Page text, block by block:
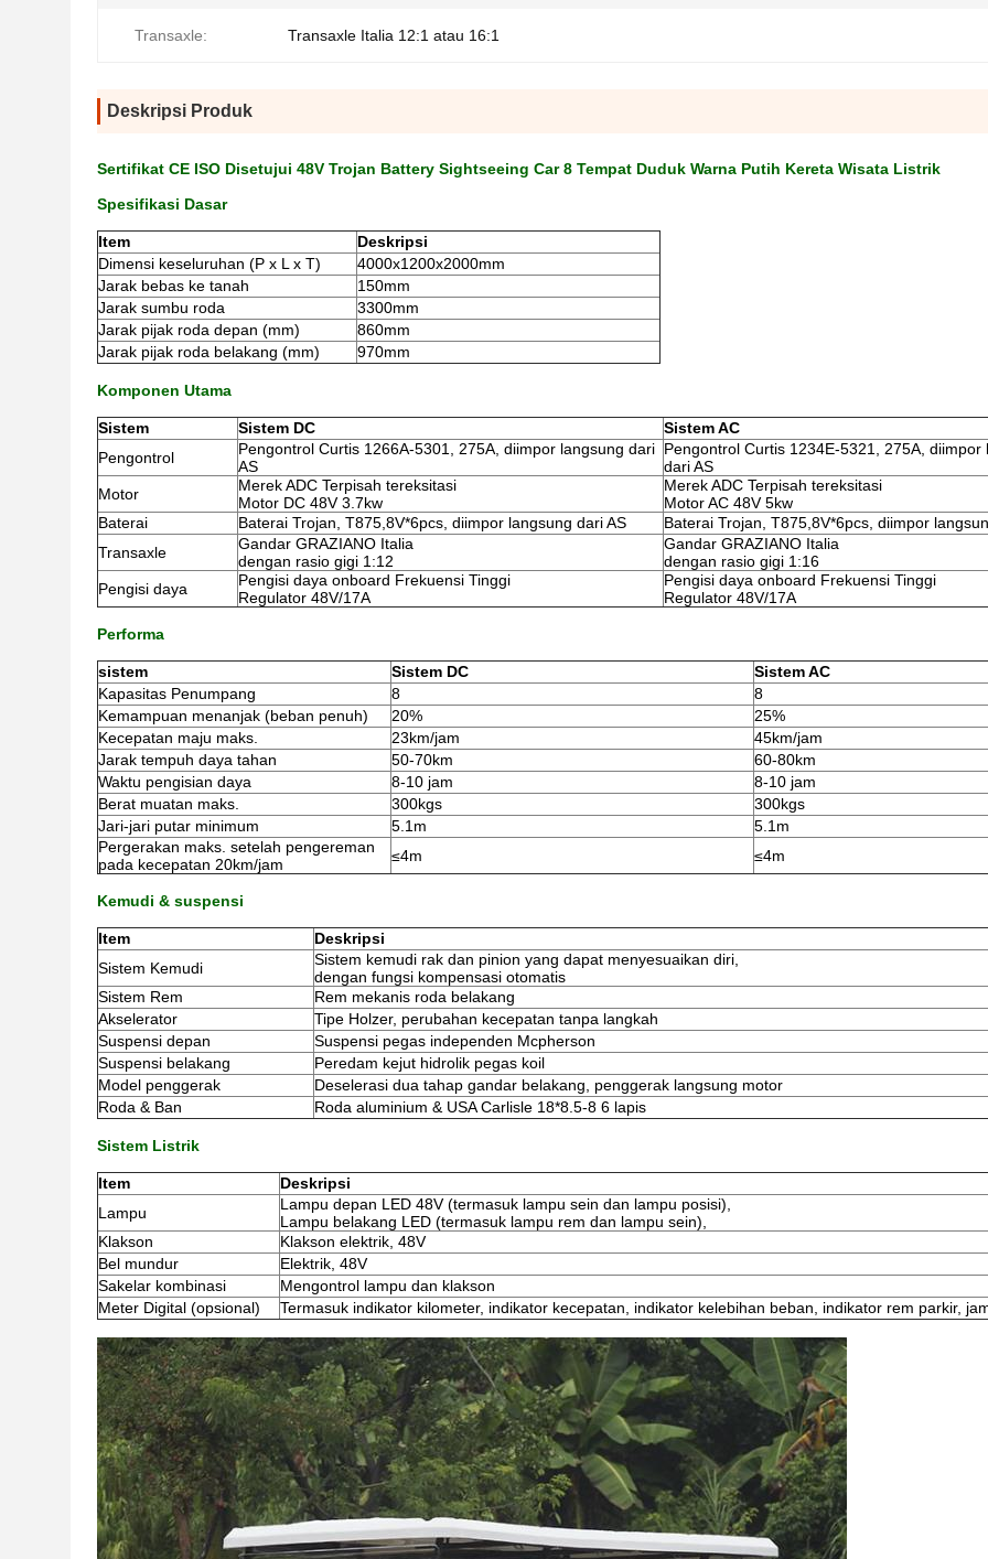
Transaxle: Transaxle Italia 12:1 atau 16:1
Deskripsi Produk
Sertifikat CE ISO Disetujui 48V Trojan Battery Sightseeing Car 8 Tempat Duduk Warna Putih Kereta Wisata Listrik
Spesifikasi Dasar
Item
Deskripsi
Dimensi keseluruhan (P x L x T)
4000x1200x2000mm
Jarak bebas ke tanah
150mm
Jarak sumbu roda
3300mm
Jarak pijak roda depan (mm)
860mm
Jarak pijak roda belakang (mm)
970mm
Komponen Utama
Sistem Sistem DC
Sistem AC
Pengontrol
Pengontrol Curtis 1266A-5301, 275A, diimpor langsung dari
AS
Pengontrol Curtis 1234E-5321, 275A, diimpor
dari AS
Motor
Merek ADC Terpisah tereksitasi
Motor DC 48V 3.7kw
Merek ADC Terpisah tereksitasi
Motor AC 48V 5kw
Baterai
Baterai Trojan, T875,8V*6pcs, diimpor langsung dari AS
Baterai Trojan, T875,8V*6pcs, diimpor
Transaxle
Gandar GRAZIANO Italia
dengan rasio gigi 1:12
Gandar GRAZIANO Italia
dengan rasio gigi 1:16
Pengisi daya
Pengisi daya onboard Frekuensi Tinggi
Regulator 48V/17A
Pengisi daya onboard Frekuensi Tinggi
Regulator 48V/17A
Performa
sistem Sistem DC
Sistem AC
Kapasitas Penumpang
8
8
Kemampuan menanjak (beban penuh)
20%
25%
Kecepatan maju maks.
23km/jam
45km/jam
Jarak tempuh daya tahan
50-70km
60-80km
Waktu pengisian daya
8-10 jam
8-10 jam
Berat muatan maks.
300kgs
300kgs
Jari-jari putar minimum
5.1m
5.1m
Pergerakan maks. setelah pengereman
pada kecepatan 20km/jam
≤4m ≤4m
Kemudi & suspensi
Item
Deskripsi
Sistem Kemudi
Sistem kemudi rak dan pinion yang dapat menyesuaikan diri,
dengan fungsi kompensasi otomatis
Sistem Rem
Rem mekanis roda belakang
Akselerator
Tipe Holzer, perubahan kecepatan tanpa langkah
Suspensi depan
Suspensi pegas independen Mcpherson
Suspensi belakang
Peredam kejut hidrolik pegas koil
Model penggerak
Deselerasi dua tahap gandar belakang, penggerak langsung motor
Roda & Ban
Roda aluminium & USA Carlisle 18*8.5-8 6 lapis
Sistem Listrik
Item
Deskripsi
Lampu
Lampu depan LED 48V (termasuk lampu sein dan lampu posisi),
Lampu belakang LED (termasuk lampu rem dan lampu sein),
Klakson
Klakson elektrik, 48V
Bel mundur
Elektrik, 48V
Sakelar kombinasi
Mengontrol lampu dan klakson
Meter Digital (opsional)
Termasuk indikator kilometer, indikator kecepatan, indikator kelebihan beban, indikator rem parkir,